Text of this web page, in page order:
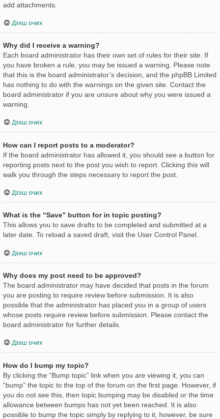
add attachments.
Дээш очих
Why did I receive a warning?
Each board administrator has their own set of rules for their site. If
you have broken a rule, you may be issued a warning. Please note
that this is the board administrator’s decision, and the phpBB Limited
has nothing to do with the warnings on the given site. Contact the
board administrator if you are unsure about why you were issued a
warning.
Дээш очих
How can I report posts to a moderator?
If the board administrator has allowed it, you should see a button for
reporting posts next to the post you wish to report. Clicking this will
walk you through the steps necessary to report the post.
Дээш очих
What is the “Save” button for in topic posting?
This allows you to save drafts to be completed and submitted at a
later date. To reload a saved draft, visit the User Control Panel.
Дээш очих
Why does my post need to be approved?
The board administrator may have decided that posts in the forum
you are posting to require review before submission. It is also
possible that the administrator has placed you in a group of users
whose posts require review before submission. Please contact the
board administrator for further details.
Дээш очих
How do I bump my topic?
By clicking the “Bump topic” link when you are viewing it, you can
“bump” the topic to the top of the forum on the first page. However, if
you do not see this, then topic bumping may be disabled or the time
allowance between bumps has not yet been reached. It is also
possible to bump the topic simply by replying to it, however, be sure